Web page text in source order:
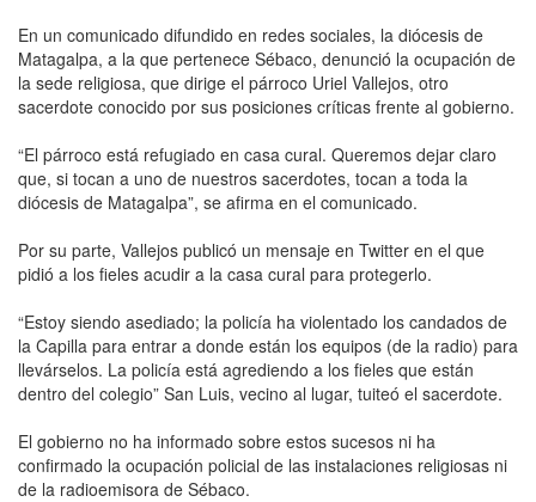
En un comunicado difundido en redes sociales, la diócesis de
Matagalpa, a la que pertenece Sébaco, denunció la ocupación de
la sede religiosa, que dirige el párroco Uriel Vallejos, otro
sacerdote conocido por sus posiciones críticas frente al gobierno.
“El párroco está refugiado en casa cural. Queremos dejar claro
que, si tocan a uno de nuestros sacerdotes, tocan a toda la
diócesis de Matagalpa”, se afirma en el comunicado.
Por su parte, Vallejos publicó un mensaje en Twitter en el que
pidió a los fieles acudir a la casa cural para protegerlo.
“Estoy siendo asediado; la policía ha violentado los candados de
la Capilla para entrar a donde están los equipos (de la radio) para
llevárselos. La policía está agrediendo a los fieles que están
dentro del colegio” San Luis, vecino al lugar, tuiteó el sacerdote.
El gobierno no ha informado sobre estos sucesos ni ha
confirmado la ocupación policial de las instalaciones religiosas ni
de la radioemisora de Sébaco.